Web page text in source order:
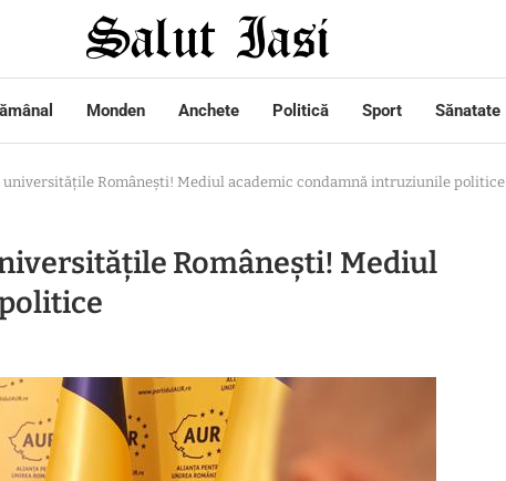
Monden Anchete Politică Sport Sănatate
universitățile Românești! Mediul academic condamnă intruziunile politice
Românești! Mediul